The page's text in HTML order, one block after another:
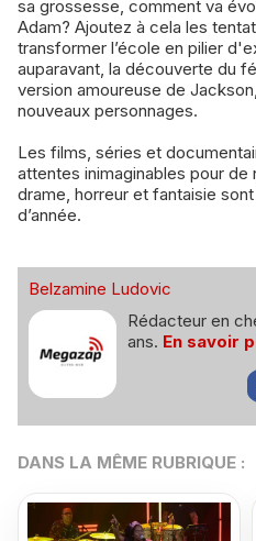
sa grossesse, comment va
Adam? Ajoutez à cela les
transformer l’école en pilier
auparavant, la découverte du
version amoureuse de
nouveaux personnages.
Les films, séries et
attentes inimaginables pour de
drame, horreur et fantaisie
d’année.
Belzamine Ludovic
Rédacteur en
ans. En savoir
DANS LA MÊME RUBRIQUE :